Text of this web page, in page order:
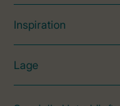
Inspiration
Lage